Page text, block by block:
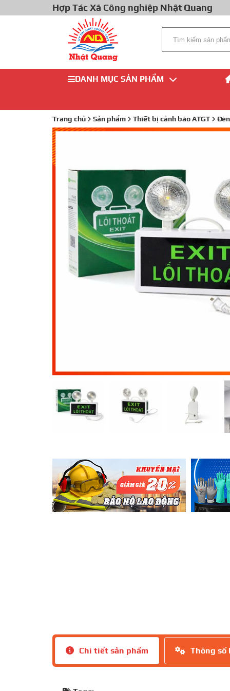
Hợp Tác Xã Công nghiệp Nhật Quang
DANH MỤC SẢN PHẨM
Trang chủ Sản phẩm Thiết bị cảnh báo ATGT
Chi tiết sản phẩm Thông